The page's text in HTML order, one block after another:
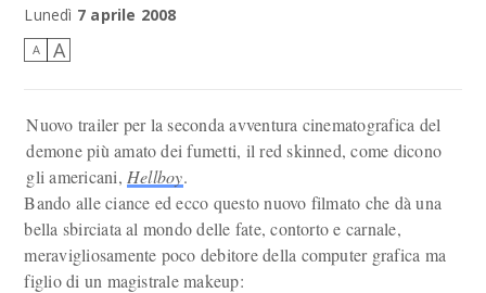
Lunedì 7 aprile 2008
A A
Nuovo trailer per la seconda avventura cinematografica del
demone più amato dei fumetti, il red skinned, come dicono
gli americani, Hellboy.
Bando alle ciance ed ecco questo nuovo filmato che dà una
bella sbirciata al mondo delle fate, contorto e carnale,
meravigliosamente poco debitore della computer grafica ma
figlio di un magistrale makeup: